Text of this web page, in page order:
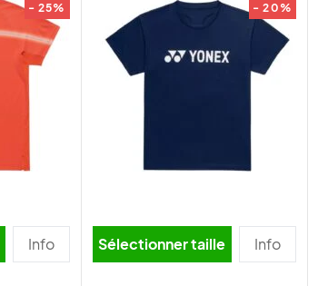
- 25%
Info
- 20%
Sélectionner taille Info